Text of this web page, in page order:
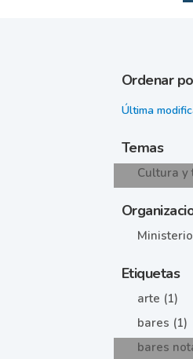
Ordenar
Temas
Cultura y
Etiquetas
arte (1)
bares (1)
bares